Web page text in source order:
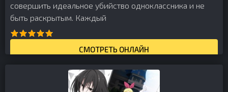
совершить идеальное убийство одноклассника и не
быть раскрытым. Каждый
СМОТРЕТЬ ОНЛАЙН